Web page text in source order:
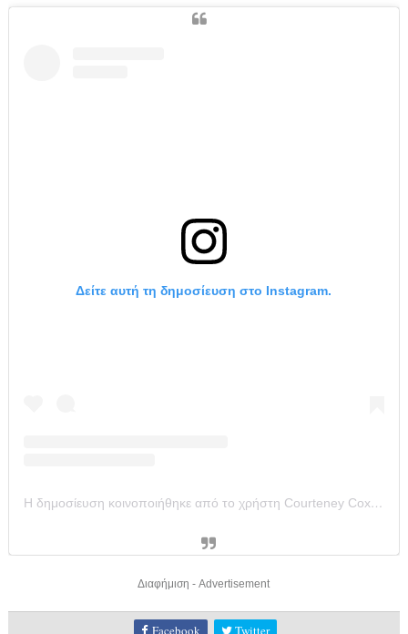
Δείτε αυτή τη δημοσίευση στο Instagram.
Η δημοσίευση κοινοποιήθηκε από το χρήστη Courteney Cox (@courteneycoxofficial)
Διαφήμιση - Advertisement
Facebook Twitter